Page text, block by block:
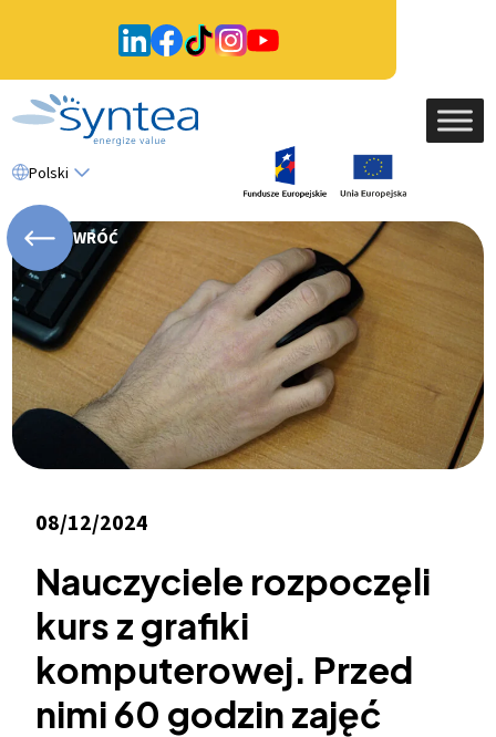
Polski
WRÓĆ
08/12/2024
Nauczyciele rozpoczęli
kurs z grafiki
komputerowej. Przed
nimi 60 godzin zajęć